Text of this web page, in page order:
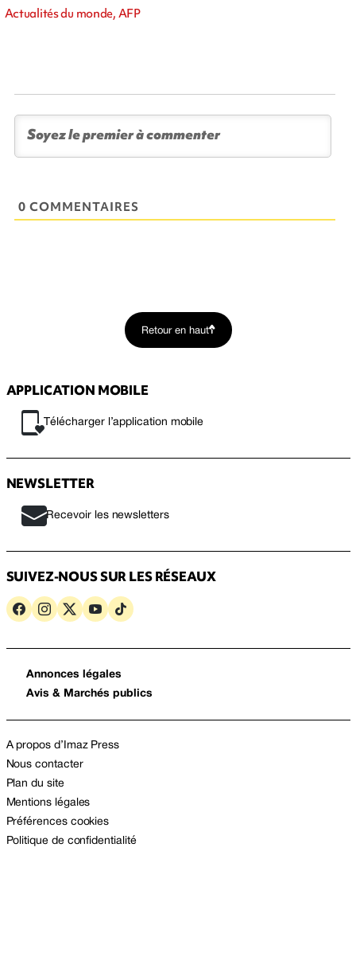
Actualités du monde, AFP
0 COMMENTAIRES
Retour en haut
APPLICATION MOBILE
Télécharger l’application mobile
NEWSLETTER
Recevoir les newsletters
SUIVEZ-NOUS SUR LES RÉSEAUX
Annonces légales
Avis & Marchés publics
A propos d’Imaz Press
Nous contacter
Plan du site
Mentions légales
Préférences cookies
Politique de confidentialité